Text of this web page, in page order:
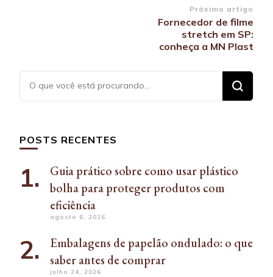
Próximo artigo
Fornecedor de filme
stretch em SP:
conheça a MN Plast
Procurando
algo?
POSTS RECENTES
Guia prático sobre como usar plástico
bolha para proteger produtos com
eficiência
agosto 6, 2026
Embalagens de papelão ondulado: o que
saber antes de comprar
julho 24, 2026